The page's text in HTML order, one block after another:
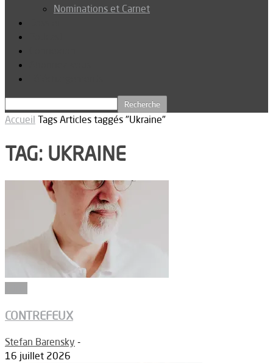
Nominations et Carnet
Accueil Tags Articles taggés "Ukraine"
TAG: UKRAINE
CONTREFEUX
Stefan Barensky -
16 juillet 2026